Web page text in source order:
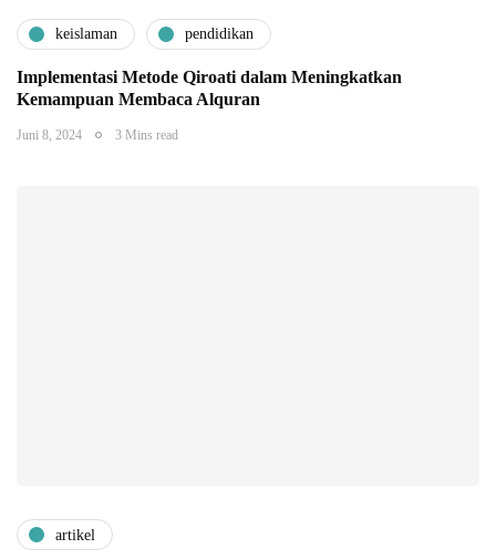
keislaman pendidikan
Implementasi Metode Qiroati dalam Meningkatkan
Kemampuan Membaca Alquran
Juni 8, 2024 3 Mins read
artikel